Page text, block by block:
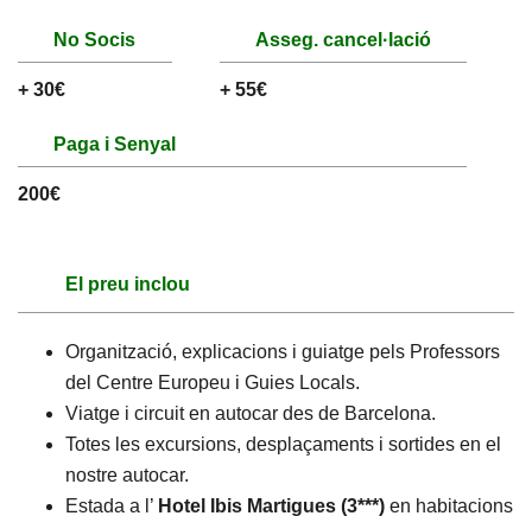
No Socis
+ 30€
Asseg. cancel·lació
+ 55€
Paga i Senyal
200€
El preu inclou
Organització, explicacions i guiatge pels Professors
del Centre Europeu i Guies Locals.
Viatge i circuit en autocar des de Barcelona.
Totes les excursions, desplaçaments i sortides en el
nostre autocar.
Estada a l’ Hotel Ibis Martigues (3***) en habitacions